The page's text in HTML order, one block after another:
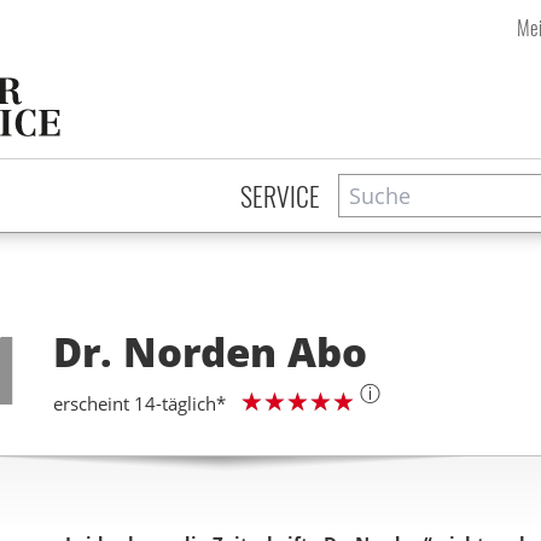
SERVICE Suche
Zeitschriftensuche
Dr. Norden Abo
erscheint 14-täglich* ⓘ